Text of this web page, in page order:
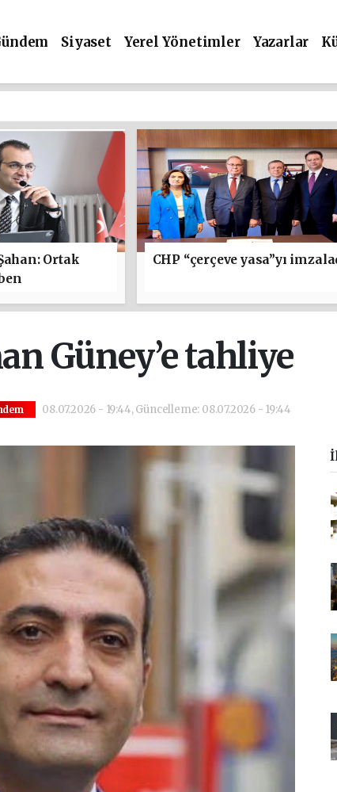
Siyaset Yerel Yönetimler Yazarlar
Ortak
CHP “çerçeve yasa”yı
Güney’e tahliye
08.07.2026 - 19:44, Güncelleme: 08.07.2026 - 19:44